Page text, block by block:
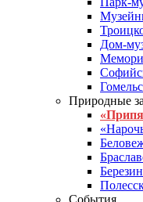
Дом-
Природные
События